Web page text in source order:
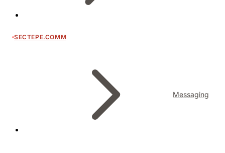
SECTEPE.COMM
Messaging